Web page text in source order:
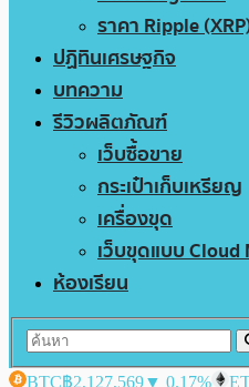
ราคา Ripple
ปฏิทินเศรษฐกิจ
บทความ
รีวิวผลิตภัณฑ์
เว็บซื้อขาย
กระเป๋าเก็บเหรียญ
เครื่องขุด
เว็บขุดแบบ Cloud
ห้องเรียน
BTC฿2,127,569▼ 0.17%